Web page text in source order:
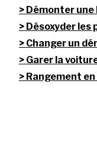
Démonter
Désoxyder les
Changer un
Garer la
Rangement